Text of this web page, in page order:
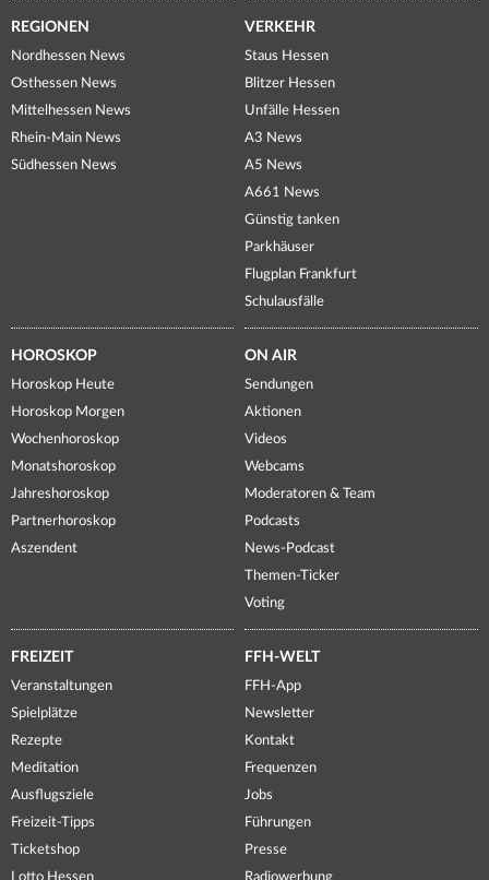
REGIONEN
Nordhessen News
Osthessen News
Mittelhessen News
Rhein-Main News
Südhessen News
VERKEHR
Staus Hessen
Blitzer Hessen
Unfälle Hessen
A3 News
A5 News
A661 News
Günstig tanken
Parkhäuser
Flugplan Frankfurt
Schulausfälle
HOROSKOP
Horoskop Heute
Horoskop Morgen
Wochenhoroskop
Monatshoroskop
Jahreshoroskop
Partnerhoroskop
Aszendent
ON AIR
Sendungen
Aktionen
Videos
Webcams
Moderatoren & Team
Podcasts
News-Podcast
Themen-Ticker
Voting
FREIZEIT
Veranstaltungen
Spielplätze
Rezepte
Meditation
Ausflugsziele
Freizeit-Tipps
Ticketshop
Lotto Hessen
FFH-WELT
FFH-App
Newsletter
Kontakt
Frequenzen
Jobs
Führungen
Presse
Radiowerbung